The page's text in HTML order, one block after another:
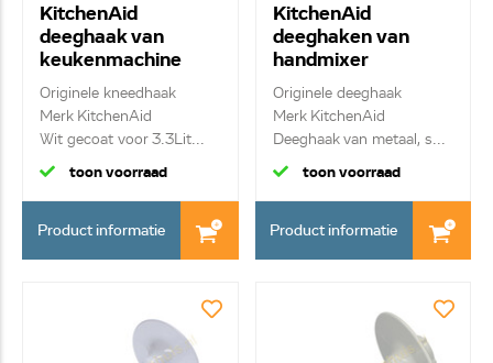
KitchenAid
deeghaak van
keukenmachine
KSM35CDH
W11162097
Originele kneedhaak
Merk KitchenAid
Wit gecoat voor 3.3Lit...
toon voorraad
Product informatie
KitchenAid
deeghaken van
handmixer
W10490651
Originele deeghaak
Merk KitchenAid
Deeghaak van metaal, s...
toon voorraad
Product informatie